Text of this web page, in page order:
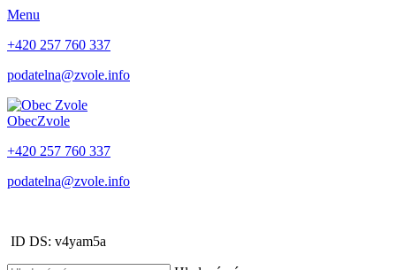
Menu
+420 257 760 337
podatelna@zvole.info
ObecZvole
+420 257 760 337
podatelna@zvole.info
ID DS: v4yam5a